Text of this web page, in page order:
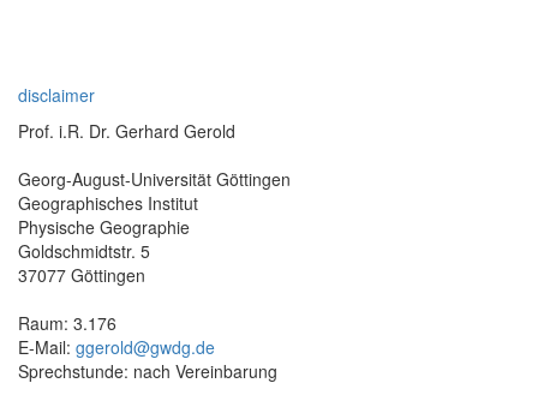
disclaimer
Prof. i.R. Dr. Gerhard Gerold
Georg-August-Universität Göttingen
Geographisches Institut
Physische Geographie
Goldschmidtstr. 5
37077 Göttingen
Raum: 3.176
E-Mail: ggerold@gwdg.de
Sprechstunde: nach Vereinbarung